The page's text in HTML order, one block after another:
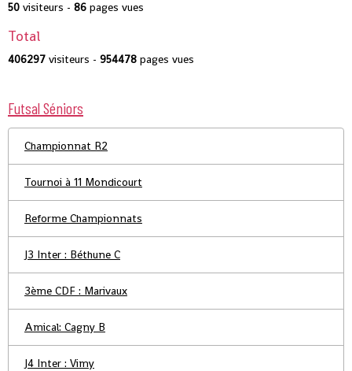
50 visiteurs - 86 pages vues
Total
406297 visiteurs - 954478 pages vues
Futsal Séniors
Championnat R2
Tournoi à 11 Mondicourt
Reforme Championnats
J3 Inter : Béthune C
3ème CDF : Marivaux
Amical: Cagny B
J4 Inter : Vimy